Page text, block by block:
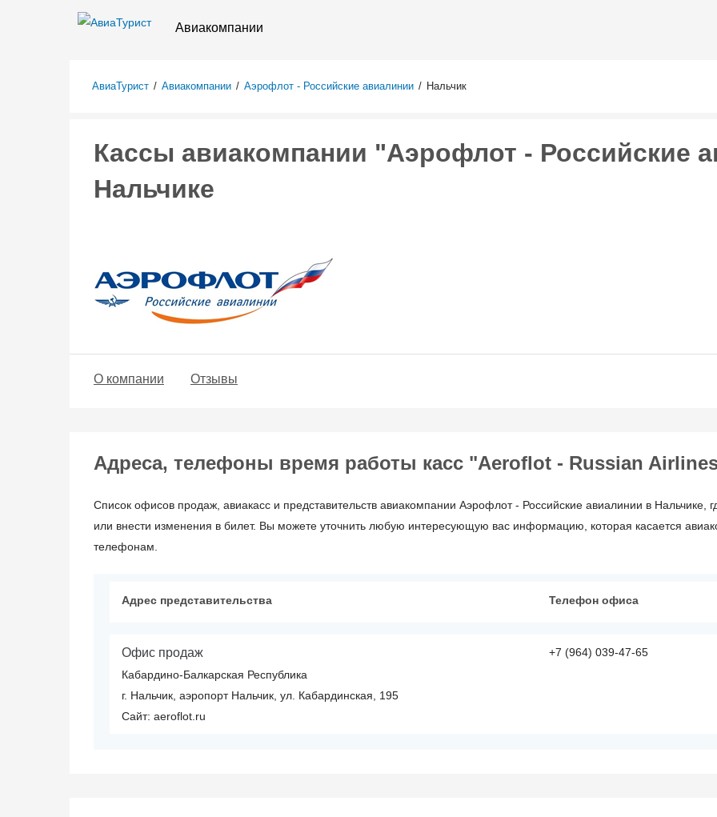
Авиакомпании
АвиаТурист / Авиакомпании / Аэрофлот - Российские авиалинии / Нальчик
Кассы авиакомпании "Аэрофлот - Российские
Нальчике
О компании Отзывы
Адреса, телефоны время работы касс "Aeroflot - Russian
Список офисов продаж, авиакасс и представительств авиакомпании Аэрофлот - Российские авиалинии в Нальчике,
или внести изменения в билет. Вы можете уточнить любую интересующую вас информацию, которая касается
телефонам.
Адрес представительства Телефон офиса
Офис продаж
Кабардино-Балкарская Республика
г. Нальчик, аэропорт Нальчик, ул. Кабардинская, 195
Сайт: aeroflot.ru
+7 (964) 039-47-65